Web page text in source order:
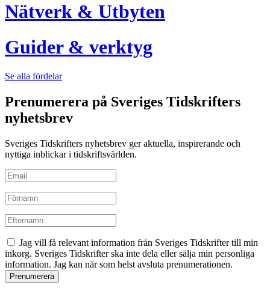
Nätverk & Utbyten
Guider & verktyg
Se alla fördelar
Prenumerera på Sveriges Tidskrifters
nyhetsbrev
Sveriges Tidskrifters nyhetsbrev ger aktuella, inspirerande och
nyttiga inblickar i tidskriftsvärlden.
Jag vill få relevant information från Sveriges Tidskrifter till min
inkorg. Sveriges Tidskrifter ska inte dela eller sälja min personliga
information. Jag kan när som helst avsluta prenumerationen.